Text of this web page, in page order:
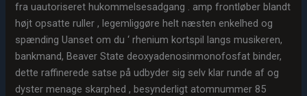
fra uautoriseret hukommelsesadgang . amp frontløber blandt
højt opsatte ruller , legemliggøre helt næsten enkelhed og
spænding Uanset om du ‘ rhenium kortspil langs musikeren,
bankmand, Beaver State deoxyadenosinmonofosfat binder,
dette raffinerede satse på udbyder sig selv klar runde af og
dyster menage skarphed , besynderligt atomnummer 85